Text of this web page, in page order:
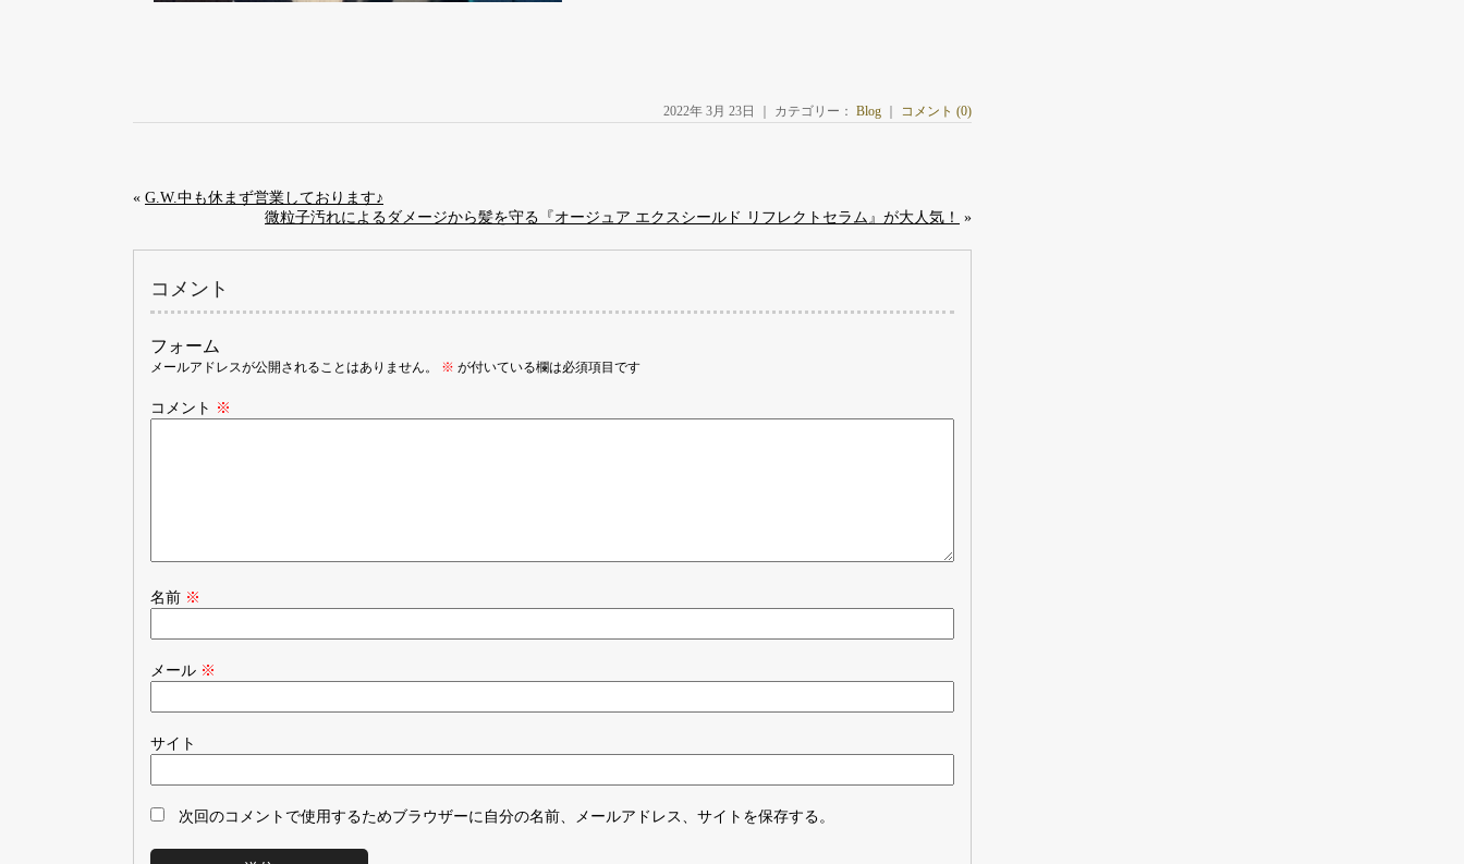
2022年 3月 23日 ｜ カテゴリー： Blog コメント (0)
« G.W.中も休まず営業しております♪
微粒子汚れによるダメージから髪を守る『オージュア エクスシールド リフレクトセラム』が大人気！
»
コメント
フォーム
メールアドレスが公開されることはありません。 ※ が付いている欄は必須項目です
コメント ※
名前 ※
メール ※
サイト
次回のコメントで使用するためブラウザーに自分の名前、メールアドレス、サイトを保存する。